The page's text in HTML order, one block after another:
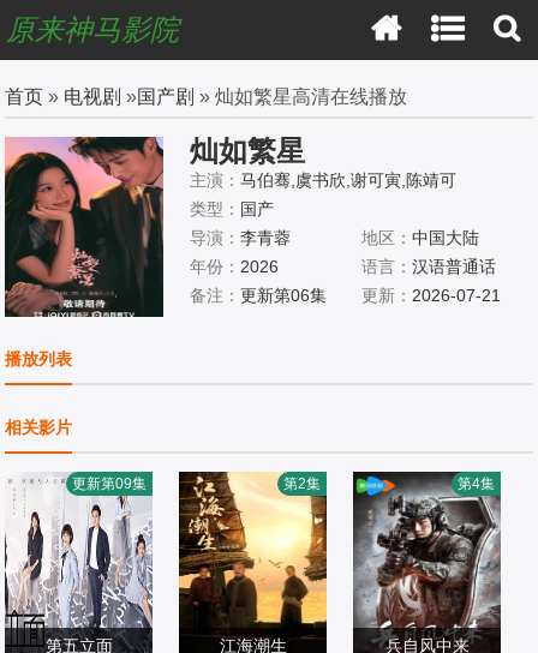
原来神马影院
首页 » 电视剧 »国产剧 » 灿如繁星高清在线播放
灿如繁星
主演：马伯骞,虞书欣,谢可寅,陈靖可
类型： 国产
导演：李青蓉 地区： 中国大陆
年份： 2026 语言： 汉语普通话
备注：更新第06集 更新： 2026-07-21
播放列表
相关影片
第五立面
更新第09集
江海潮生
第2集
兵自风中来
第4集